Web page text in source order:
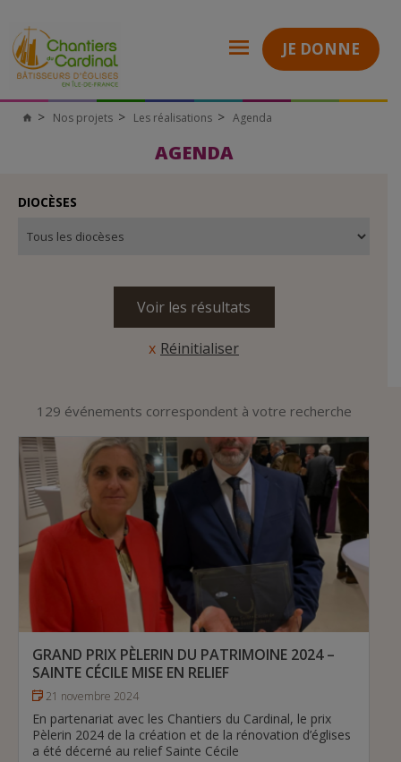
JE DONNE
Chantiers
Nos projets Les réalisations Agenda
AGENDA
DIOCÈSES
Réinitialiser
129 événements correspondent à votre recherche
GRAND PRIX PÈLERIN DU PATRIMOINE 2024 –
SAINTE CÉCILE MISE EN RELIEF
21 novembre 2024
En partenariat avec les Chantiers du Cardinal, le prix
Pèlerin 2024 de la création et de la rénovation d’églises
a été décerné au relief Sainte Cécile